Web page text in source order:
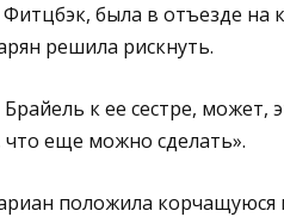
была в отъезде на
решила рискнуть.
к ее сестре, может,
еще можно сделать».
положила